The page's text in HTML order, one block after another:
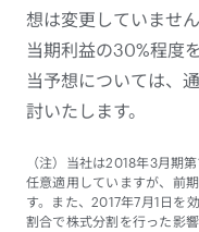
想は変更していませ
当期利益の30%程度
当予想については、
討いたします。
（注）当社は2018年3月期
任意適用していますが、前
す。また、2017年7月1日を
割合で株式分割を行った影